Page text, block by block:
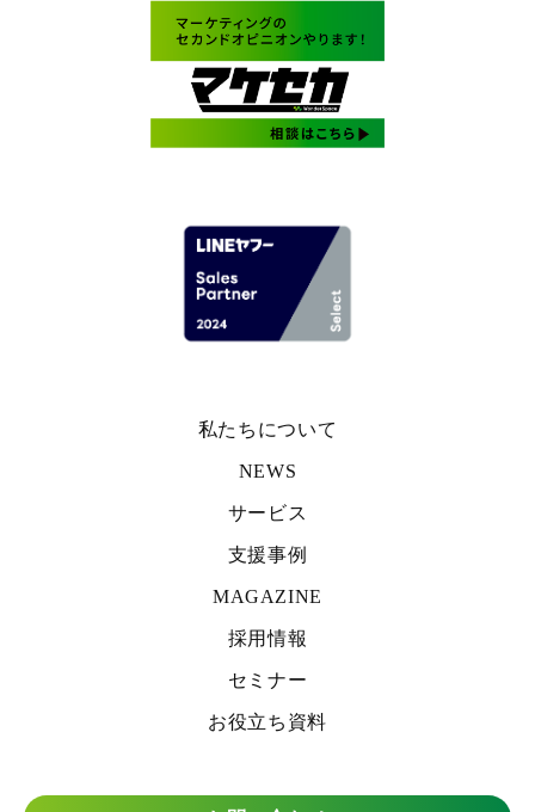
私たちについて
NEWS
サービス
支援事例
MAGAZINE
採用情報
セミナー
お役立ち資料